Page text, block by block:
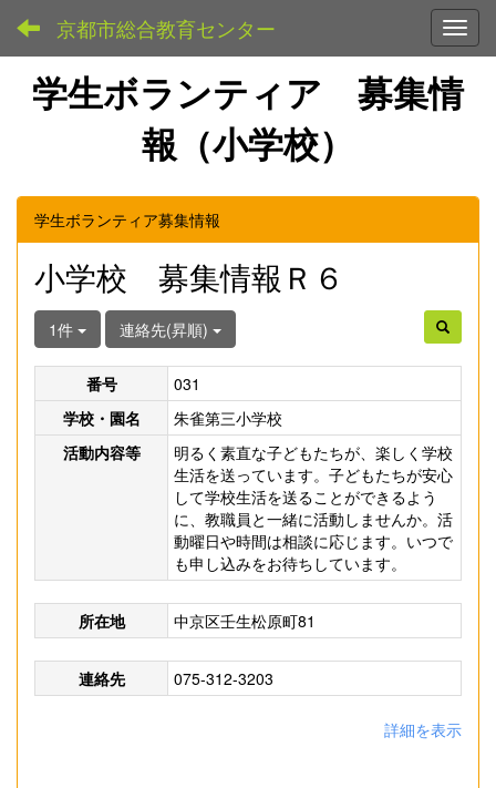
京都市総合教育センター
学生ボランティア 募集情
報（小学校）
学生ボランティア募集情報
小学校 募集情報Ｒ６
1件 連絡先(昇順)
番号
031
学校・園名
朱雀第三小学校
活動内容等
明るく素直な子どもたちが、楽しく学校
生活を送っています。子どもたちが安心
して学校生活を送ることができるよう
に、教職員と一緒に活動しませんか。活
動曜日や時間は相談に応じます。いつで
も申し込みをお待ちしています。
所在地 中京区壬生松原町81
連絡先 075-312-3203
詳細を表示